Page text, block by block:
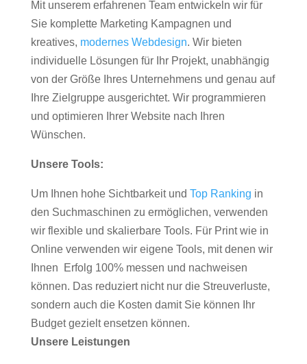
Mit unserem erfahrenen Team entwickeln wir für
Sie komplette Marketing Kampagnen und
kreatives, modernes Webdesign. Wir bieten
individuelle Lösungen für Ihr Projekt, unabhängig
von der Größe Ihres Unternehmens und genau auf
Ihre Zielgruppe ausgerichtet. Wir programmieren
und optimieren Ihrer Website nach Ihren
Wünschen.
Unsere Tools:
Um Ihnen hohe Sichtbarkeit und Top Ranking in
den Suchmaschinen zu ermöglichen, verwenden
wir flexible und skalierbare Tools. Für Print wie in
Online verwenden wir eigene Tools, mit denen wir
Ihnen Erfolg 100% messen und nachweisen
können. Das reduziert nicht nur die Streuverluste,
sondern auch die Kosten damit Sie können Ihr
Budget gezielt ensetzen können.
Unsere Leistungen